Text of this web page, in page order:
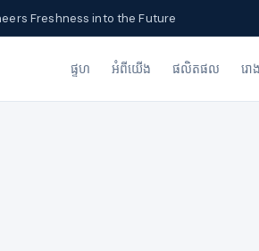
Freshness into the Future
ផ្ទហ អំពីយើង ផលិតផល រោ